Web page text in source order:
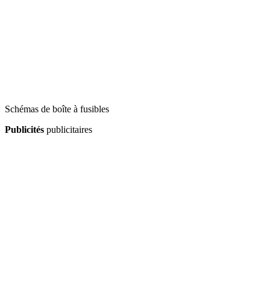
Schémas de boîte à fusibles
Publicités publicitaires